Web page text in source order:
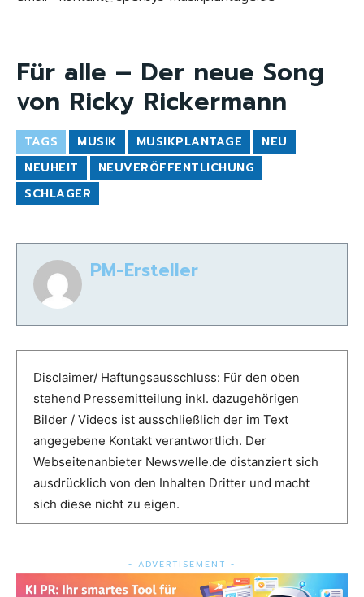
Für alle – Der neue Song
von Ricky Rickermann
TAGS MUSIK MUSIKPLANTAGE
NEU
NEUHEIT
NEUVERÖFFENTLICHUNG
SCHLAGER
PM-Ersteller
Disclaimer/ Haftungsausschluss: Für den oben
stehend Pressemitteilung inkl. dazugehörigen
Bilder / Videos ist ausschließlich der im Text
angegebene Kontakt verantwortlich. Der
Webseitenanbieter Newswelle.de distanziert sich
ausdrücklich von den Inhalten Dritter und macht
sich diese nicht zu eigen.
- ADVERTISEMENT -